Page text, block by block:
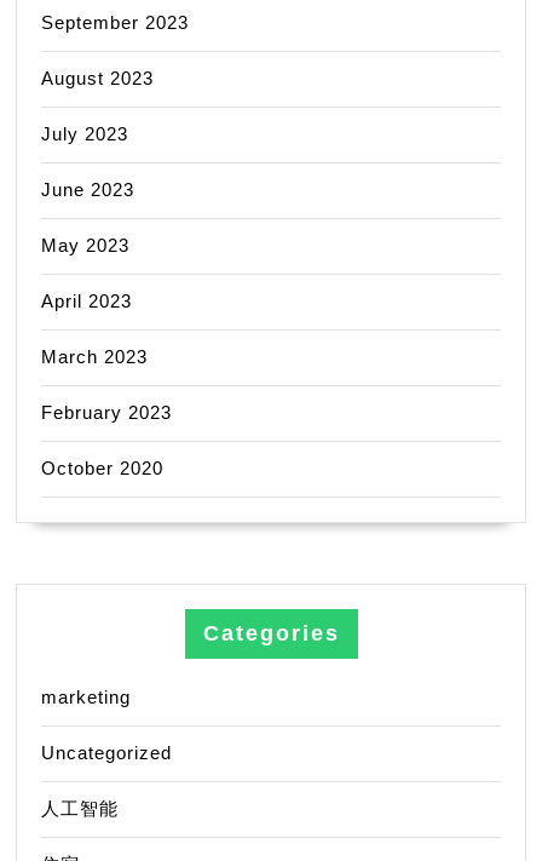
September 2023
August 2023
July 2023
June 2023
May 2023
April 2023
March 2023
February 2023
October 2020
Categories
marketing
Uncategorized
人工智能